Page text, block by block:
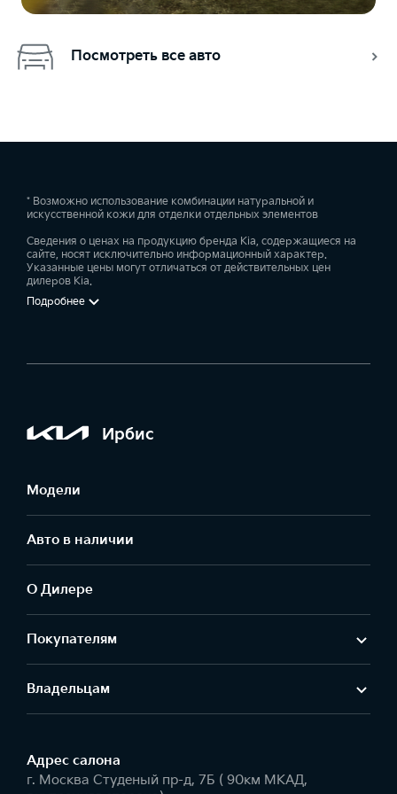
Посмотреть все авто
* Возможно использование комбинации натуральной и
искусственной кожи для отделки отдельных элементов
Сведения о ценах на продукцию бренда Kia, содержащиеся на
сайте, носят исключительно информационный характер.
Указанные цены могут отличаться от действительных цен
дилеров Kia.
Подробнее
Ирбис
Модели
Авто в наличии
О Дилере
Покупателям
Владельцам
Адрес салонa
г. Москва Студеный пр-д, 7Б ( 90км МКАД,